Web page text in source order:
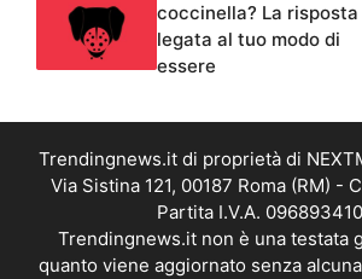
coccinella? La risposta
legata al tuo modo di
essere
Trendingnews.it di proprietà di
Via Sistina 121, 00187 Roma (RM) -
Partita I.V.A.
Trendingnews.it non è una testata
quanto viene aggiornato senza